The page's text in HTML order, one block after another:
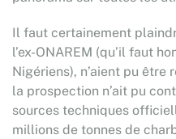
Il faut certainement
l’ex-ONAREM (qu’il faut
Nigériens), n’aient pu
la prospection n’ait pu
sources techniques
millions de tonnes de